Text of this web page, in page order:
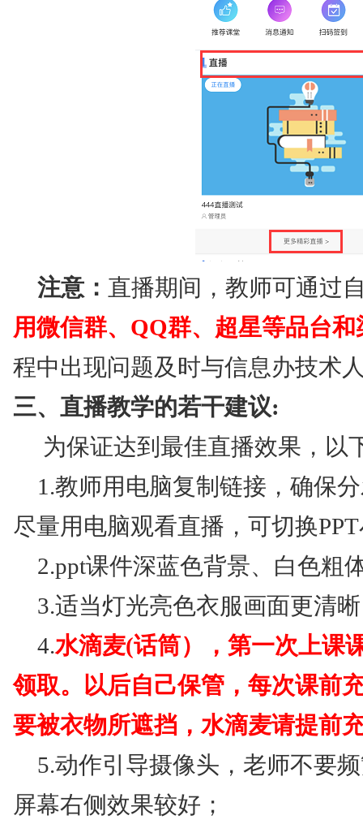
注意： 直播期间，教师可通过
用微信群、QQ群、超星等品台
程中出现问题及时与信息办技术
三、直播教学的若干建议:
为保证达到最佳直播效果，以
1.教师用电脑复制链接，确保
尽量用电脑观看直播，可切换
2.ppt课件深蓝色背景、白色粗
3.适当灯光亮色衣服画面更清
4.水滴麦(话筒），第一次上课
领取。以后自己保管，每次课前
要被衣物所遮挡，水滴麦请提前
5.动作引导摄像头，老师不要
屏幕右侧效果较好；